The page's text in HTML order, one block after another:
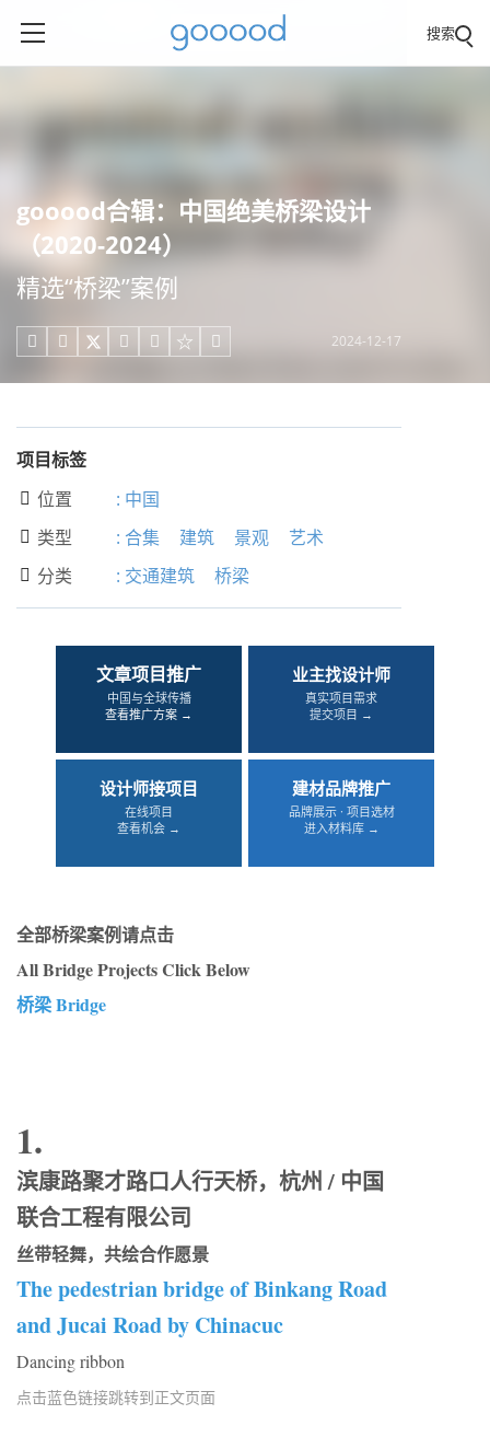
搜索
gooood合辑：中国绝美桥梁设计
（2020-2024）
精选“桥梁”案例
     2024-12-17
项目标签
 位置 : 中国
 类型 : 合集 建筑 景观 艺术
 分类 : 交通建筑 桥梁
文章项目推广
中国与全球传播
查看推广方案 →
业主找设计师
真实项目需求
提交项目 →
设计师接项目
在线项目
查看机会 →
建材品牌推广
品牌展示 · 项目选材
进入材料库 →
全部桥梁案例请点击
All Bridge Projects Click Below
桥梁 Bridge
1.
滨康路聚才路口人行天桥，杭州 / 中国
联合工程有限公司
丝带轻舞，共绘合作愿景
The pedestrian bridge of Binkang Road
and Jucai Road by Chinacuc
Dancing ribbon
点击蓝色链接跳转到正文页面